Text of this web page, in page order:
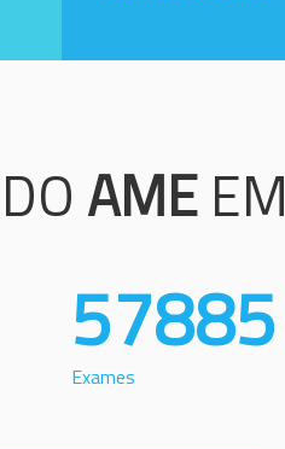
AME EM
57885
Exames